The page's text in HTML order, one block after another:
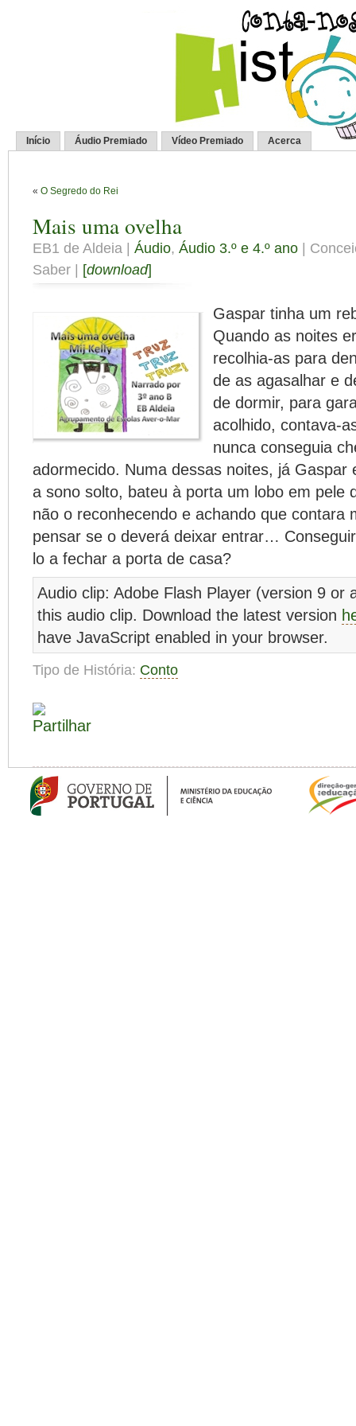
Início Áudio Premiado Vídeo Premiado Acerca
« O Segredo do Rei
Mais uma ovelha
EB1 de Aldeia | Áudio, Áudio 3.º e 4.º ano |
Saber | [download]
Gaspar tinha um
Quando as noites
recolhia-as para
de as agasalhar e
de dormir, para
acolhido, contava-
nunca conseguia
adormecido. Numa dessas noites, já Gaspar
a sono solto, bateu à porta um lobo em pele
não o reconhecendo e achando que contara
pensar se o deverá deixar entrar…
lo a fechar a porta de casa?
Audio clip: Adobe Flash Player (version 9 or
this audio clip. Download the latest version
have JavaScript enabled in your browser.
Tipo de História: Conto